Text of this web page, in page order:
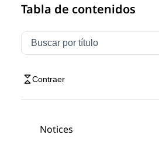
Tabla de contenidos
Filtrar navegación por título
Escriba para filtrar los
Contraer
Notices